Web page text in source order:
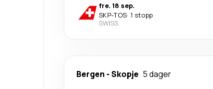
fre. 18 sep.
SKP-TOS· 1 stopp
SWISS
Bergen -Skopje 5 dager